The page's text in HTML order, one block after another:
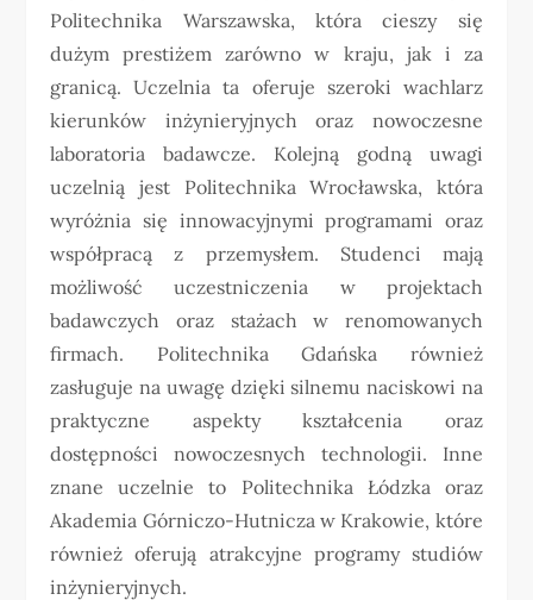
Politechnika Warszawska, która cieszy się
dużym prestiżem zarówno w kraju, jak i za
granicą. Uczelnia ta oferuje szeroki wachlarz
kierunków inżynieryjnych oraz nowoczesne
laboratoria badawcze. Kolejną godną uwagi
uczelnią jest Politechnika Wrocławska, która
wyróżnia się innowacyjnymi programami oraz
współpracą z przemysłem. Studenci mają
możliwość uczestniczenia w projektach
badawczych oraz stażach w renomowanych
firmach. Politechnika Gdańska również
zasługuje na uwagę dzięki silnemu naciskowi na
praktyczne aspekty kształcenia oraz
dostępności nowoczesnych technologii. Inne
znane uczelnie to Politechnika Łódzka oraz
Akademia Górniczo-Hutnicza w Krakowie, które
również oferują atrakcyjne programy studiów
inżynieryjnych.